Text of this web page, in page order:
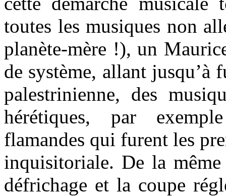
toutes les musiques non
planète-mère !), un
de système, allant jusqu’à
palestrinienne, des
hérétiques, par
flamandes qui furent les
inquisitoriale. De la
défrichage et la coupe